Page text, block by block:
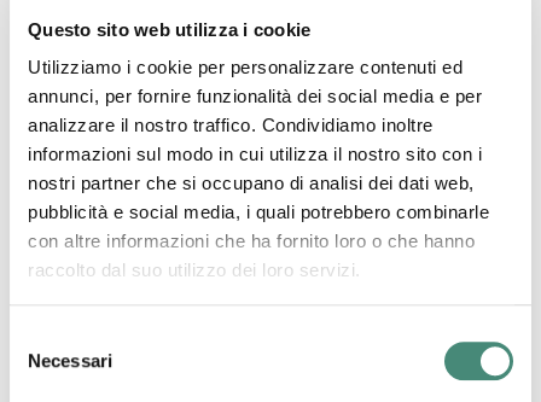
Questo sito web utilizza i cookie
Utilizziamo i cookie per personalizzare contenuti ed
annunci, per fornire funzionalità dei social media e per
analizzare il nostro traffico. Condividiamo inoltre
informazioni sul modo in cui utilizza il nostro sito con i
nostri partner che si occupano di analisi dei dati web,
pubblicità e social media, i quali potrebbero combinarle
con altre informazioni che ha fornito loro o che hanno
raccolto dal suo utilizzo dei loro servizi.
delNecessari
Altri post dal blog
Francesca Rumi